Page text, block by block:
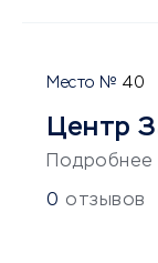
40
Центр
Подробнее
0 отзывов